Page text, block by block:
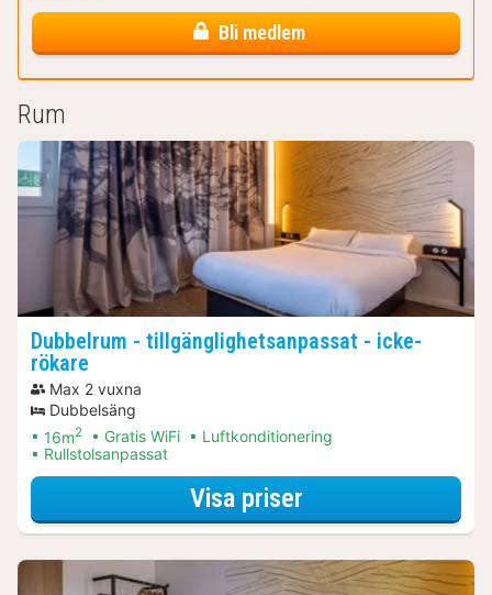
Bli medlem
Rum
Dubbelrum - tillgänglighetsanpassat - icke-
rökare
Max 2 vuxna
Dubbelsäng
16m2 Gratis WiFi
Luftkonditionering
Rullstolsanpassat
Visa priserför Dubbelrum -